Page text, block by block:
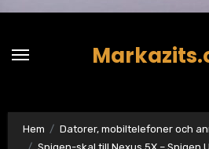
Hem
Datorer, mobiltelefoner och